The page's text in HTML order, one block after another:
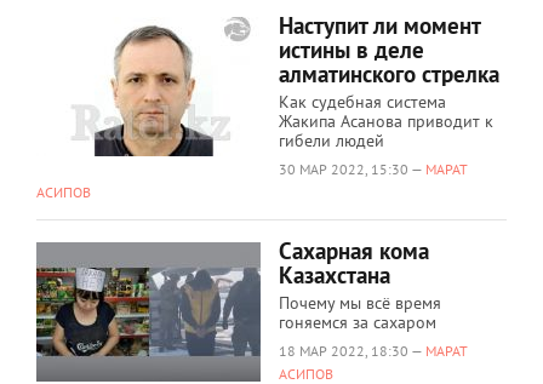
Наступит ли момент
истины в деле
алматинского стрелка
Как судебная система
Жакипа Асанова приводит к
гибели людей
30 МАР 2022, 15:30 — МАРАТ
АСИПОВ
Сахарная кома
Казахстана
Почему мы всё время
гоняемся за сахаром
18 МАР 2022, 18:30 — МАРАТ
АСИПОВ